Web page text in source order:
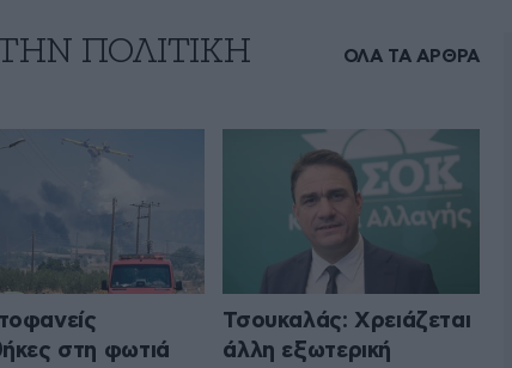
ΠΟΛΙΤΙΚΗ ΟΛΑ ΤΑ ΑΡΘΡΑ
στη φωτιά
Τσουκαλάς: Xρειάζεται
άλλη εξωτερική